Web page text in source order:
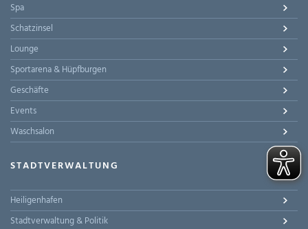
Spa
Schatzinsel
Lounge
Sportarena & Hüpfburgen
Geschäfte
Events
Waschsalon
STADTVERWALTUNG
Heiligenhafen
Stadtverwaltung & Politik